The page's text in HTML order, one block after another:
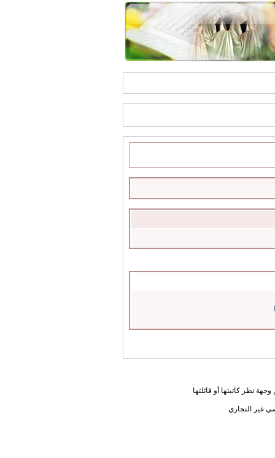
نظر كاتبتها أو قائلتها
غير التجاري